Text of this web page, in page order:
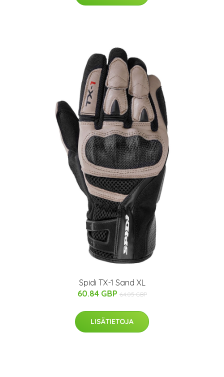
Spidi TX-1 Sand XL
60.84 GBP 64.05 GBP
LISÄTIETOJA